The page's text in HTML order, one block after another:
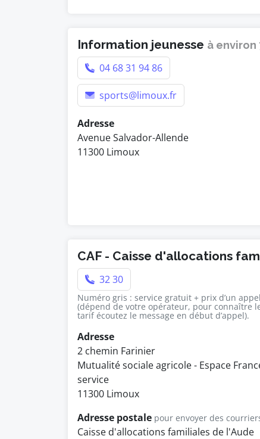
Information jeunesse à environ
04 68 31 94 86
sports@limoux.fr
Adresse
Avenue Salvador-Allende
11300 Limoux
CAF - Caisse d'allocations
32 30
Numéro gris : service gratuit + prix d’un appel
(dépend de votre opérateur, pour connaître
tarif écoutez le message en début d’appel).
Adresse
2 chemin Farinier
Mutualité sociale agricole - Espace
service
11300 Limoux
Adresse postale pour envoyer des
Caisse d'allocations familiales de l'Aude